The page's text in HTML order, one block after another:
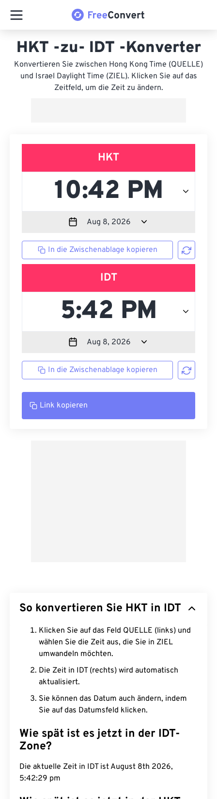
HKT -zu- IDT -Konverter
Konvertieren Sie zwischen Hong Kong Time (QUELLE)
und Israel Daylight Time (ZIEL). Klicken Sie auf das
Zeitfeld, um die Zeit zu ändern.
HKT
In die Zwischenablage kopieren
IDT
In die Zwischenablage kopieren
Link kopieren
So konvertieren Sie HKT in IDT
Klicken Sie auf das Feld QUELLE (links) und
wählen Sie die Zeit aus, die Sie in ZIEL
umwandeln möchten.
Die Zeit in IDT (rechts) wird automatisch
aktualisiert.
Sie können das Datum auch ändern, indem
Sie auf das Datumsfeld klicken.
Wie spät ist es jetzt in der IDT-
Zone?
Die aktuelle Zeit in IDT ist August 8th 2026,
5:42:30 pm